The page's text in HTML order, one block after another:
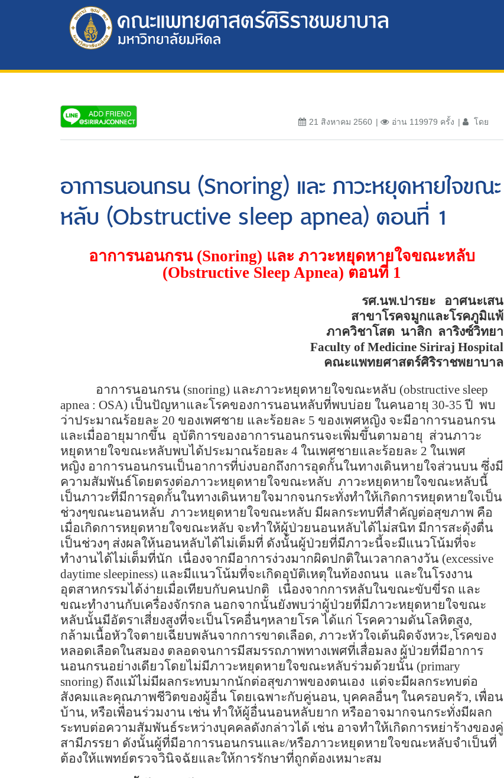
21 สิงหาคม 2560 อ่าน 119979 ครั้ง โดย
อาการนอนกรน (Snoring) และ ภาวะหยุดหายใจขณะ
หลับ (Obstructive sleep apnea) ตอนที่ 1
อาการนอนกรน (Snoring) และ ภาวะหยุดหายใจขณะหลับ
(Obstructive Sleep Apnea) ตอนที่ 1
รศ.นพ.ปารยะ
อาศนะเสน
สาขาโรคจมูกและโรคภูมิแพ้
ภาควิชาโสต นาสิก ลาริงซ์วิทยา
Faculty ofMedicine Siriraj Hospital
คณะแพทยศาสตร์ศิริราชพยาบาล
อาการนอนกรน (snoring) และภาวะหยุดหายใจขณะหลับ (obstructive sleep
apnea : OSA) เป็นปัญหาและโรคของการนอนหลับที่พบบ่อย ในคนอายุ 30-35ปี พบ
ว่าประมาณร้อยละ 20 ของเพศชาย และร้อยละ 5 ของเพศหญิง จะมีอาการนอนกรน
และเมื่ออายุมากขึ้น อุบัติการของอาการนอนกรนจะเพิ่มขึ้นตามอายุ ส่วนภาวะ
หยุดหายใจขณะหลับพบได้ประมาณร้อยละ 4 ในเพศชายและร้อยละ 2 ในเพศ
หญิง อาการนอนกรนเป็นอาการที่บ่งบอกถึงการอุดกั้นในทางเดินหายใจส่วนบน ซึ่งมี
ความสัมพันธ์โดยตรงต่อภาวะหยุดหายใจขณะหลับ ภาวะหยุดหายใจขณะหลับนี้
เป็นภาวะที่มีการอุดกั้นในทางเดินหายใจมากจนกระทั่งทำให้เกิดการหยุดหายใจเป็น
ช่วงๆขณะนอนหลับ ภาวะหยุดหายใจขณะหลับ มีผลกระทบที่สำคัญต่อสุขภาพ คือ
เมื่อเกิดการหยุดหายใจขณะหลับ จะทำให้ผู้ป่วยนอนหลับได้ไม่สนิท มีการสะดุ้งตื่น
เป็นช่วงๆ ส่งผลให้นอนหลับได้ไม่เต็มที่ ดังนั้นผู้ป่วยที่มีภาวะนี้จะมีแนวโน้มที่จะ
ทำงานได้ไม่เต็มที่นัก เนื่องจากมีอาการง่วงมากผิดปกติในเวลากลางวัน (excessive
daytime sleepiness) และมีแนวโน้มที่จะเกิดอุบัติเหตุในท้องถนน และในโรงงาน
อุตสาหกรรมได้ง่ายเมื่อเทียบกับคนปกติ
เนื่องจากการหลับในขณะขับขี่รถ และ
ขณะทำงานกับเครื่องจักรกล นอกจากนั้นยังพบว่าผู้ป่วยที่มีภาวะหยุดหายใจขณะ
หลับนั้นมีอัตราเสี่ยงสูงที่จะเป็นโรคอื่นๆหลายโรค ได้แก่ โรคความดันโลหิตสูง,
กล้ามเนื้อหัวใจตายเฉียบพลันจากการขาดเลือด, ภาวะหัวใจเต้นผิดจังหวะ,โรคของ
หลอดเลือดในสมอง ตลอดจนการมีสมรรถภาพทางเพศที่เสื่อมลง ผู้ป่วยที่มีอาการ
นอนกรนอย่างเดียวโดยไม่มีภาวะหยุดหายใจขณะหลับร่วมด้วยนั้น (primary
snoring) ถึงแม้ไม่มีผลกระทบมากนักต่อสุขภาพของตนเอง แต่จะมีผลกระทบต่อ
สังคมและคุณภาพชีวิตของผู้อื่น โดยเฉพาะกับคู่นอน, บุคคลอื่นๆ ในครอบครัว, เพื่อน
บ้าน, หรือเพื่อนร่วมงาน เช่น ทำให้ผู้อื่นนอนหลับยาก หรืออาจมากจนกระทั่งมีผลก
ระทบต่อความสัมพันธ์ระหว่างบุคคลดังกล่าวได้ เช่น อาจทำให้เกิดการหย่าร้างของคู่
สามีภรรยา ดังนั้นผู้ที่มีอาการนอนกรนและ/หรือภาวะหยุดหายใจขณะหลับจำเป็นที่
ต้องให้แพทย์ตรวจวินิจฉัยและให้การรักษาที่ถูกต้องเหมาะสม